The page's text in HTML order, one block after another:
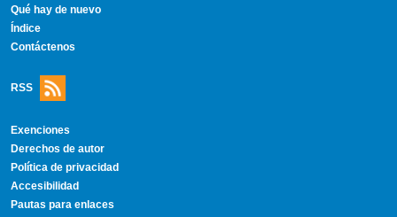
Qué hay de nuevo
Índice
Contáctenos
RSS
Exenciones
Derechos de autor
Política de privacidad
Accesibilidad
Pautas para enlaces